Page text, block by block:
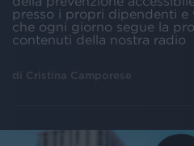
presso i propri dipendenti
che ogni giorno segue la
contenuti della nostra radio
di Cristina Camporese